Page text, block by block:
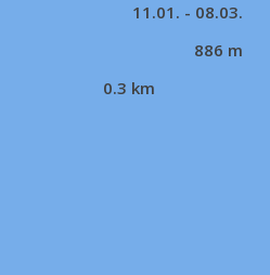
11.01. - 08.03.
886 m
0.3 km